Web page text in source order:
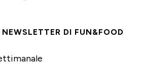
DI FUN&FOOD